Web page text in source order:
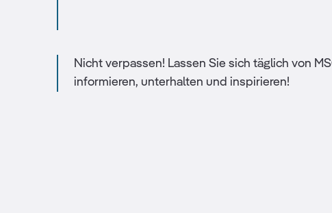
Nicht verpassen! Lassen Sie sich täglich von
informieren, unterhalten und inspirieren!